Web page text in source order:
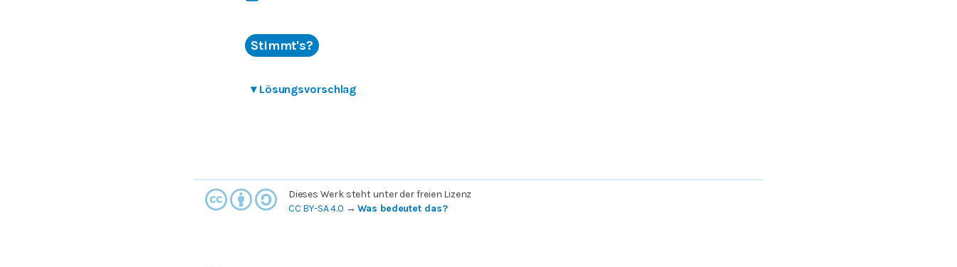
Stimmt's?
▾ Lösungsvorschlag
Dieses Werk steht unter der freien Lizenz
CC BY-SA 4.0 →Was bedeutet das?